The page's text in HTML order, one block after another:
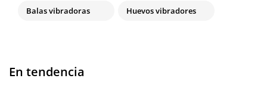
Balas vibradoras Huevos vibradores
En tendencia